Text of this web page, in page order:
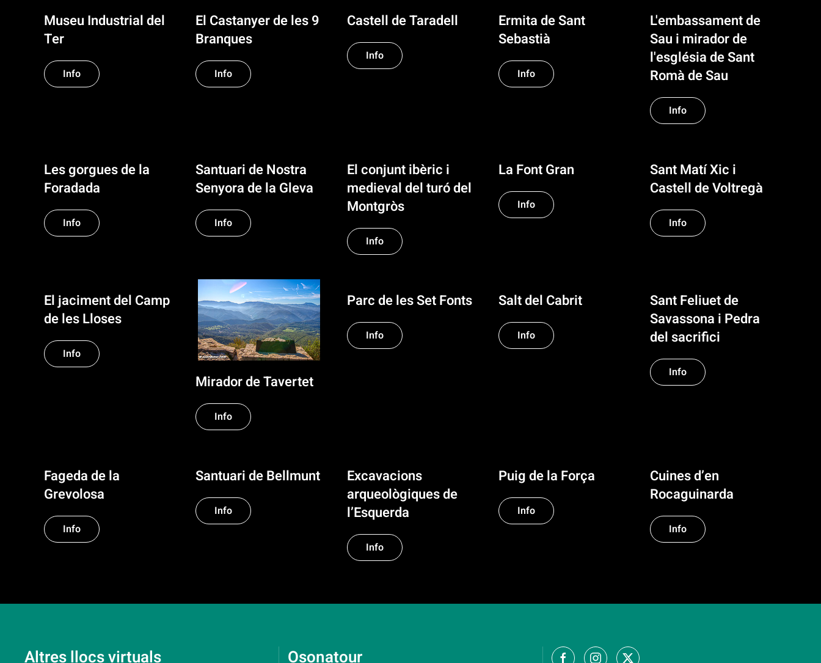
Museu Industrial del
Ter
Info
El Castanyer de les 9
Branques
Info
Castell de Taradell
Info
Ermita de Sant
Sebastià
Info
L'embassament de
Sau i mirador de
l'església de Sant
Romà de Sau
Info
Les gorgues de la
Foradada
Info
Santuari de Nostra
Senyora de la Gleva
Info
El conjunt ibèric i
medieval del turó del
Montgròs
Info
La Font Gran
Info
Sant Matí Xic i
Castell de Voltregà
Info
El jaciment del Camp
de les Lloses
Info
Mirador de Tavertet
Info
Parc de les Set Fonts
Info
Salt del Cabrit
Info
Sant Feliuet de
Savassona i Pedra
del sacrifici
Info
Fageda de la
Grevolosa
Info
Santuari de Bellmunt
Info
Excavacions
arqueològiques de
l’Esquerda
Info
Puig de la Força
Info
Cuines d’en
Rocaguinarda
Info
Altres llocs virtuals Osonatour